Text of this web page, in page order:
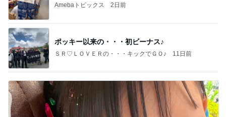
Amebaトピックス 2日前
ポッキー以来の・・・初ビーナス♪
ＳＲ♡ＬＯＶＥＲの・・・キックでＧＯ♪ 11日前